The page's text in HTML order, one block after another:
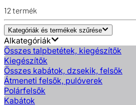
12 termék
Kategóriák és termékek szűrése
Alkategóriák
Összes talpbetétek, kiegészítők
Kiegészítők
Összes kabátok, dzsekik, felsők
Átmeneti felsők, pulóverek
Polárfelsők
Kabátok